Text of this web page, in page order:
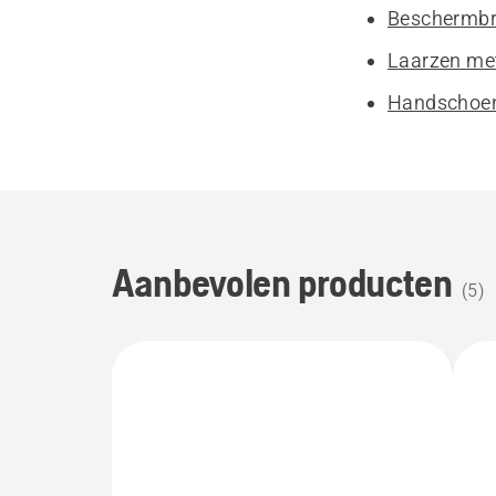
Laarzen
Aanbevolen producten (5)